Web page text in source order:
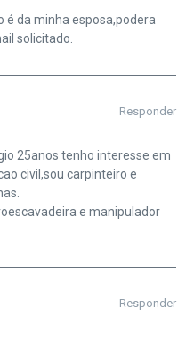
é da minha esposa,podera
solicitado.
Responder
25anos tenho interesse em
civil,sou carpinteiro e
e manipulador
Responder